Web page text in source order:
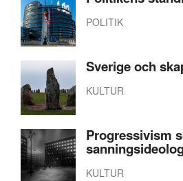
POLITIK
Sverige och
KULTUR
Progressivism
KULTUR